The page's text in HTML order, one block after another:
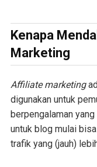
Kenapa
Marketing
Affiliate marketing
digunakan untuk
berpengalaman
untuk blog mulai
trafik yang (jauh)